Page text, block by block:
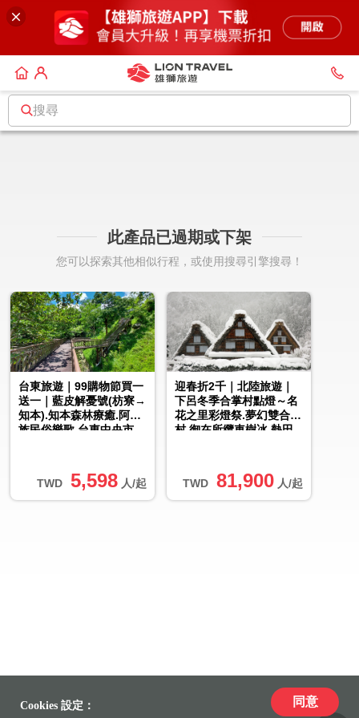
搜尋
此產品已過期或下架
您可以探索其他相似行程，或使用搜尋引擎搜尋！
TWD 5,598 人/起
台東旅遊｜99購物節買一
送一｜藍皮解憂號(枋寮→
知本).知本森林療癒.阿美
族民俗樂歌.台東中央市
TWD
81,900 人/起
迎春折2千｜北陸旅遊｜
下呂冬季合掌村點燈～名
花之里彩燈祭.夢幻雙合掌
村.御在所纜車樹冰.熱田
Cookies 設定： 同意